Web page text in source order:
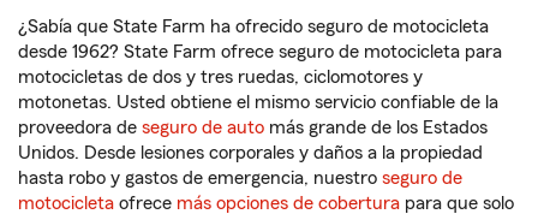
¿Sabía que State Farm ha ofrecido seguro de motocicleta
desde 1962? State Farm ofrece seguro de motocicleta para
motocicletas de dos y tres ruedas, ciclomotores y
motonetas. Usted obtiene el mismo servicio confiable de la
proveedora de seguro de auto más grande de los Estados
Unidos. Desde lesiones corporales y daños a la propiedad
hasta robo y gastos de emergencia, nuestro seguro de
motocicleta ofrece más opciones de cobertura para que solo